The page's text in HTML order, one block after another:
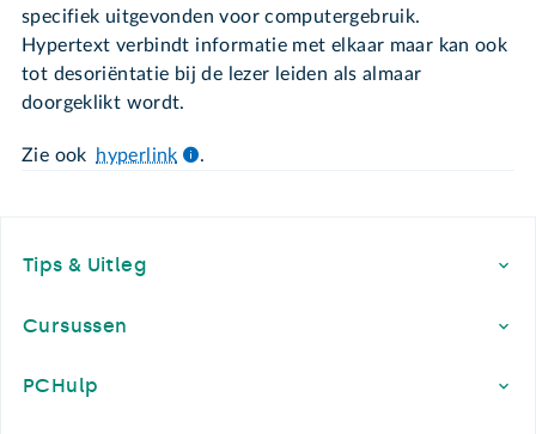
specifiek uitgevonden voor computergebruik.
Hypertext verbindt informatie met elkaar maar kan ook
tot desoriëntatie bij de lezer leiden als almaar
doorgeklikt wordt.
Zie ook hyperlink .
Tips & Uitleg
Cursussen
PCHulp